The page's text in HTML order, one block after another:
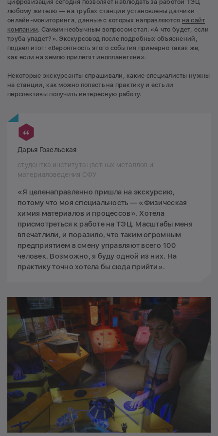
цифровизация сегодня позволяет наблюдать за работой ТЭЦ
любому жителю — на трубах станции установлены датчики
онлайн-мониторинга, данные с которых направляются на сайт
компании. Самым необычным вопросом стал: «А что будет, если
труба упадет?». Экскурсовод после подробных объяснений,
подвел итог: «Вероятность этого события примерно такая же,
как если на землю прилетят инопланетяне».
Некоторые экскурсанты спрашивали, какие специалисты нужны
на станции, как можно попасть на практику и есть ли
перспективы получить интересную работу.
Дарья Гозельская
студентка института цветных металлов и
материаловедения СФУ
«Я целенаправленно пришла на экскурсию,
потому что моя специальность — «Физическая
химия материалов и процессов». Хотела
присмотреться к работе на ТЭЦ. Масштабы меня
впечатлили, и поразило, что таким огромным
предприятием в смену управляют всего 100
человек. Возможно, я буду одной из них. На
практику точно хотела бы сюда прийти».